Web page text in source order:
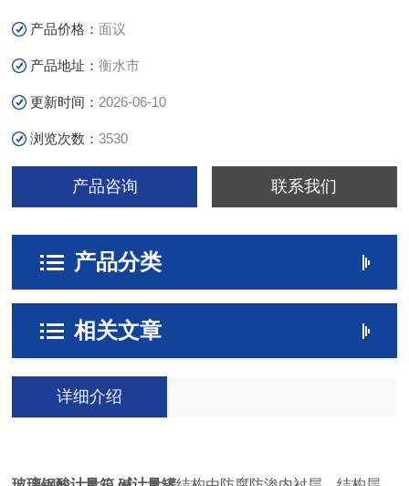
产品价格：面议
产品地址：衡水市
更新时间： 2026-06-10
浏览次数：3530
产品咨询 联系我们
产品分类
相关文章
详细介绍